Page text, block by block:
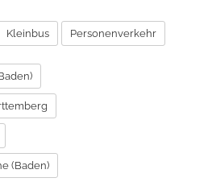
Kleinbus Personenverkehr
(Baden)